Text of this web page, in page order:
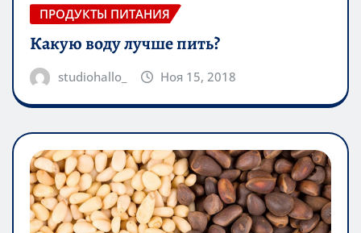
ПРОДУКТЫ ПИТАНИЯ
Какую воду лучше пить?
studiohallo_ Ноя 15, 2018